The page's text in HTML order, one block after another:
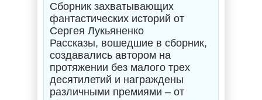
Сборник захватывающих
фантастических историй от
Сергея Лукьяненко
Рассказы, вошедшие в сборник,
создавались автором на
протяжении без малого трех
десятилетий и награждены
различными премиями – от